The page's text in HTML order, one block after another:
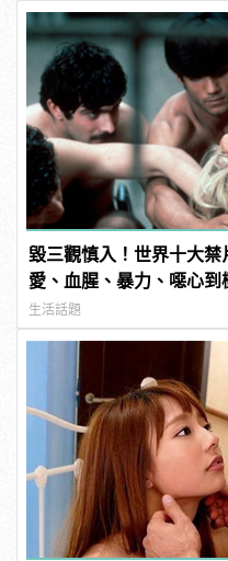
毀三觀慎入！世界十大
愛、血腥、暴力、噁心到
生活話題